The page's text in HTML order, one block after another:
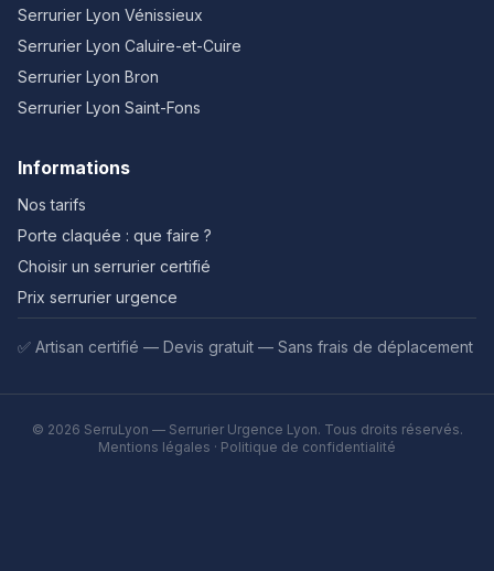
Serrurier Lyon Vénissieux
Serrurier Lyon Caluire-et-Cuire
Serrurier Lyon Bron
Serrurier Lyon Saint-Fons
Informations
Nos tarifs
Porte claquée : que faire ?
Choisir un serrurier certifié
Prix serrurier urgence
✅ Artisan certifié — Devis gratuit — Sans frais de déplacement
© 2026 SerruLyon — Serrurier Urgence Lyon. Tous droits réservés.
Mentions légales · Politique de confidentialité